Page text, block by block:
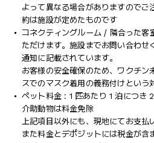
よって異なる場合がありますのでご
約は施設が定めたものです
コネクティングルーム / 隣合った客
ただけます。施設までお問い合わせ
通知に記載されています。
お客様の安全確保のため、ワクチン
スでのマスク着用の義務付けという
ペット料金 : 1 匹あたり 1 泊につき
介助動物は料金免除
上記項目以外にも、現地にてお支払
また料金とデポジットには税金が含